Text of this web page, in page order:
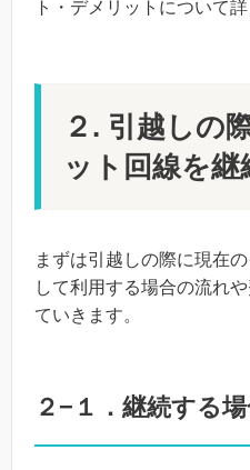
ト・デメリットについて
２. 引越しの
ット回線を
まずは引越しの際に現在
して利用する場合の流れ
ていきます。
２−１．継続する